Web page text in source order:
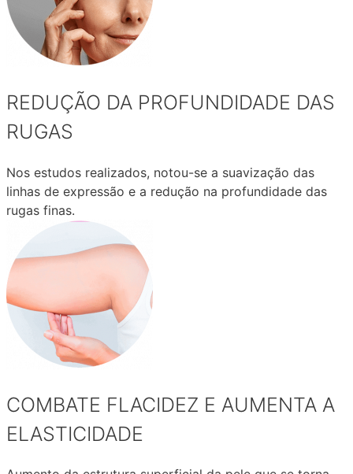
REDUÇÃO DA PROFUNDIDADE DAS
RUGAS
Nos estudos realizados, notou-se a suavização das
linhas de expressão e a redução na profundidade das
rugas finas.
COMBATE FLACIDEZ E AUMENTA A
ELASTICIDADE